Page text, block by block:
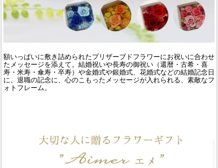
額いっぱいに敷き詰められたプリザーブドフラワーにお祝いに合わせ
たメッセージを添えて。結婚祝いや長寿の御祝い（還暦・古希・喜
寿・米寿・傘寿・卒寿）や金婚式や銀婚式、花婚式などの結婚記念日
に、退職の記念に、心のこもったメッセージが入れられる、素敵なフ
ォトフレーム。